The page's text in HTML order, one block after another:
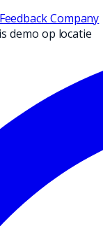
Feedback Company
demo op locatie